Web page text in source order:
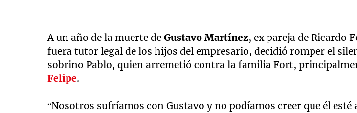
A un año de la muerte deGustavo Martínez, ex pareja de Ricardo
fuera tutor legal de los hijos del empresario, decidió romper el
sobrino Pablo, quien arremetió contra la familia Fort,
Felipe.
“Nosotros sufríamos con Gustavo y no podíamos creer que él esté